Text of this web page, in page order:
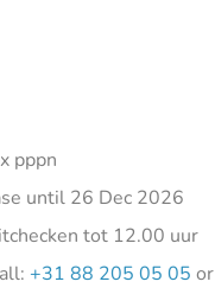
pppn
until 26 Dec 2026
tot 12.00 uur
+31 88 205 05 05 or